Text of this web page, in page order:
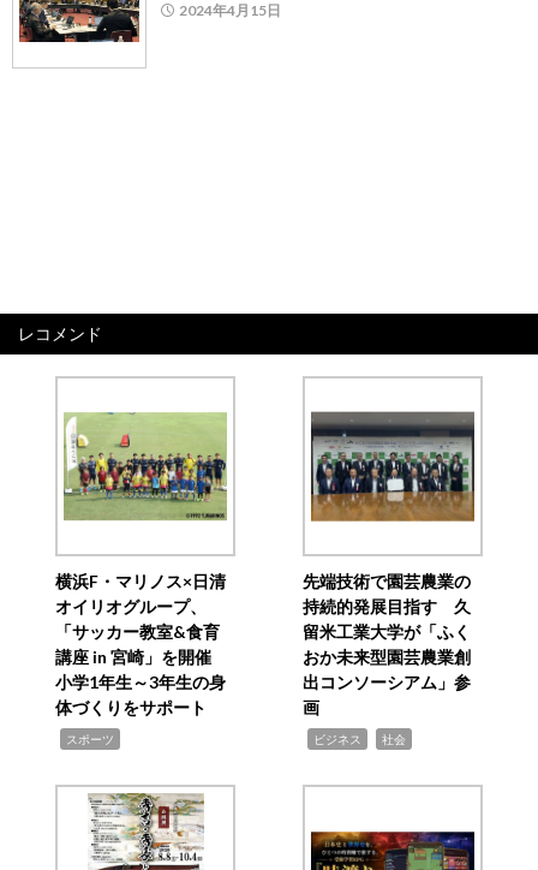
2024年4月15日
レコメンド
横浜F・マリノス×日清
オイリオグループ、
「サッカー教室&食育
講座 in 宮崎」を開催
小学1年生～3年生の身
体づくりをサポート
スポーツ
先端技術で園芸農業の
持続的発展目指す 久
留米工業大学が「ふく
おか未来型園芸農業創
出コンソーシアム」参
画
ビジネス 社会